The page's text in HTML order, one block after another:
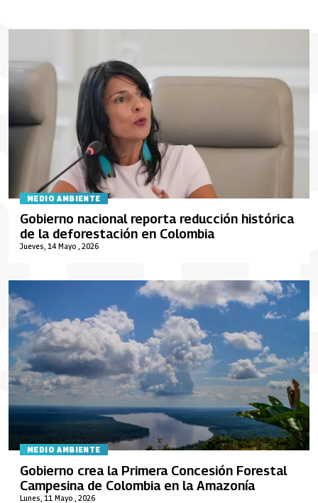
MEDIO AMBIENTE
Jueves, 14 Mayo , 2026
Gobierno nacional reporta reducción histórica
de la deforestación en Colombia
MEDIO AMBIENTE
Lunes, 11 Mayo , 2026
Gobierno crea la Primera Concesión Forestal
Campesina de Colombia en la Amazonía